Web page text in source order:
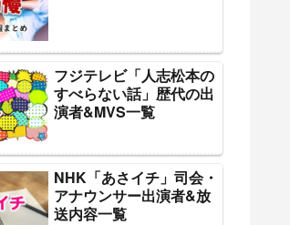
フジテレビ「人志松本の
すべらない話」歴代の出
演者&MVS一覧
NHK「あさイチ」司会・
アナウンサー出演者&放
送内容一覧